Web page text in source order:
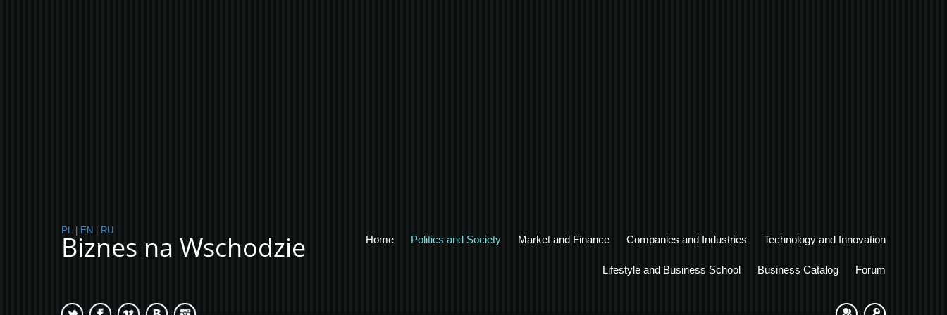
PL EN RU
Biznes na Wschodzie Home Politics and Society Market and Finance Companies and Industries Technology and Innovation
Lifestyle and Business School Business Catalog Forum
Sign Up